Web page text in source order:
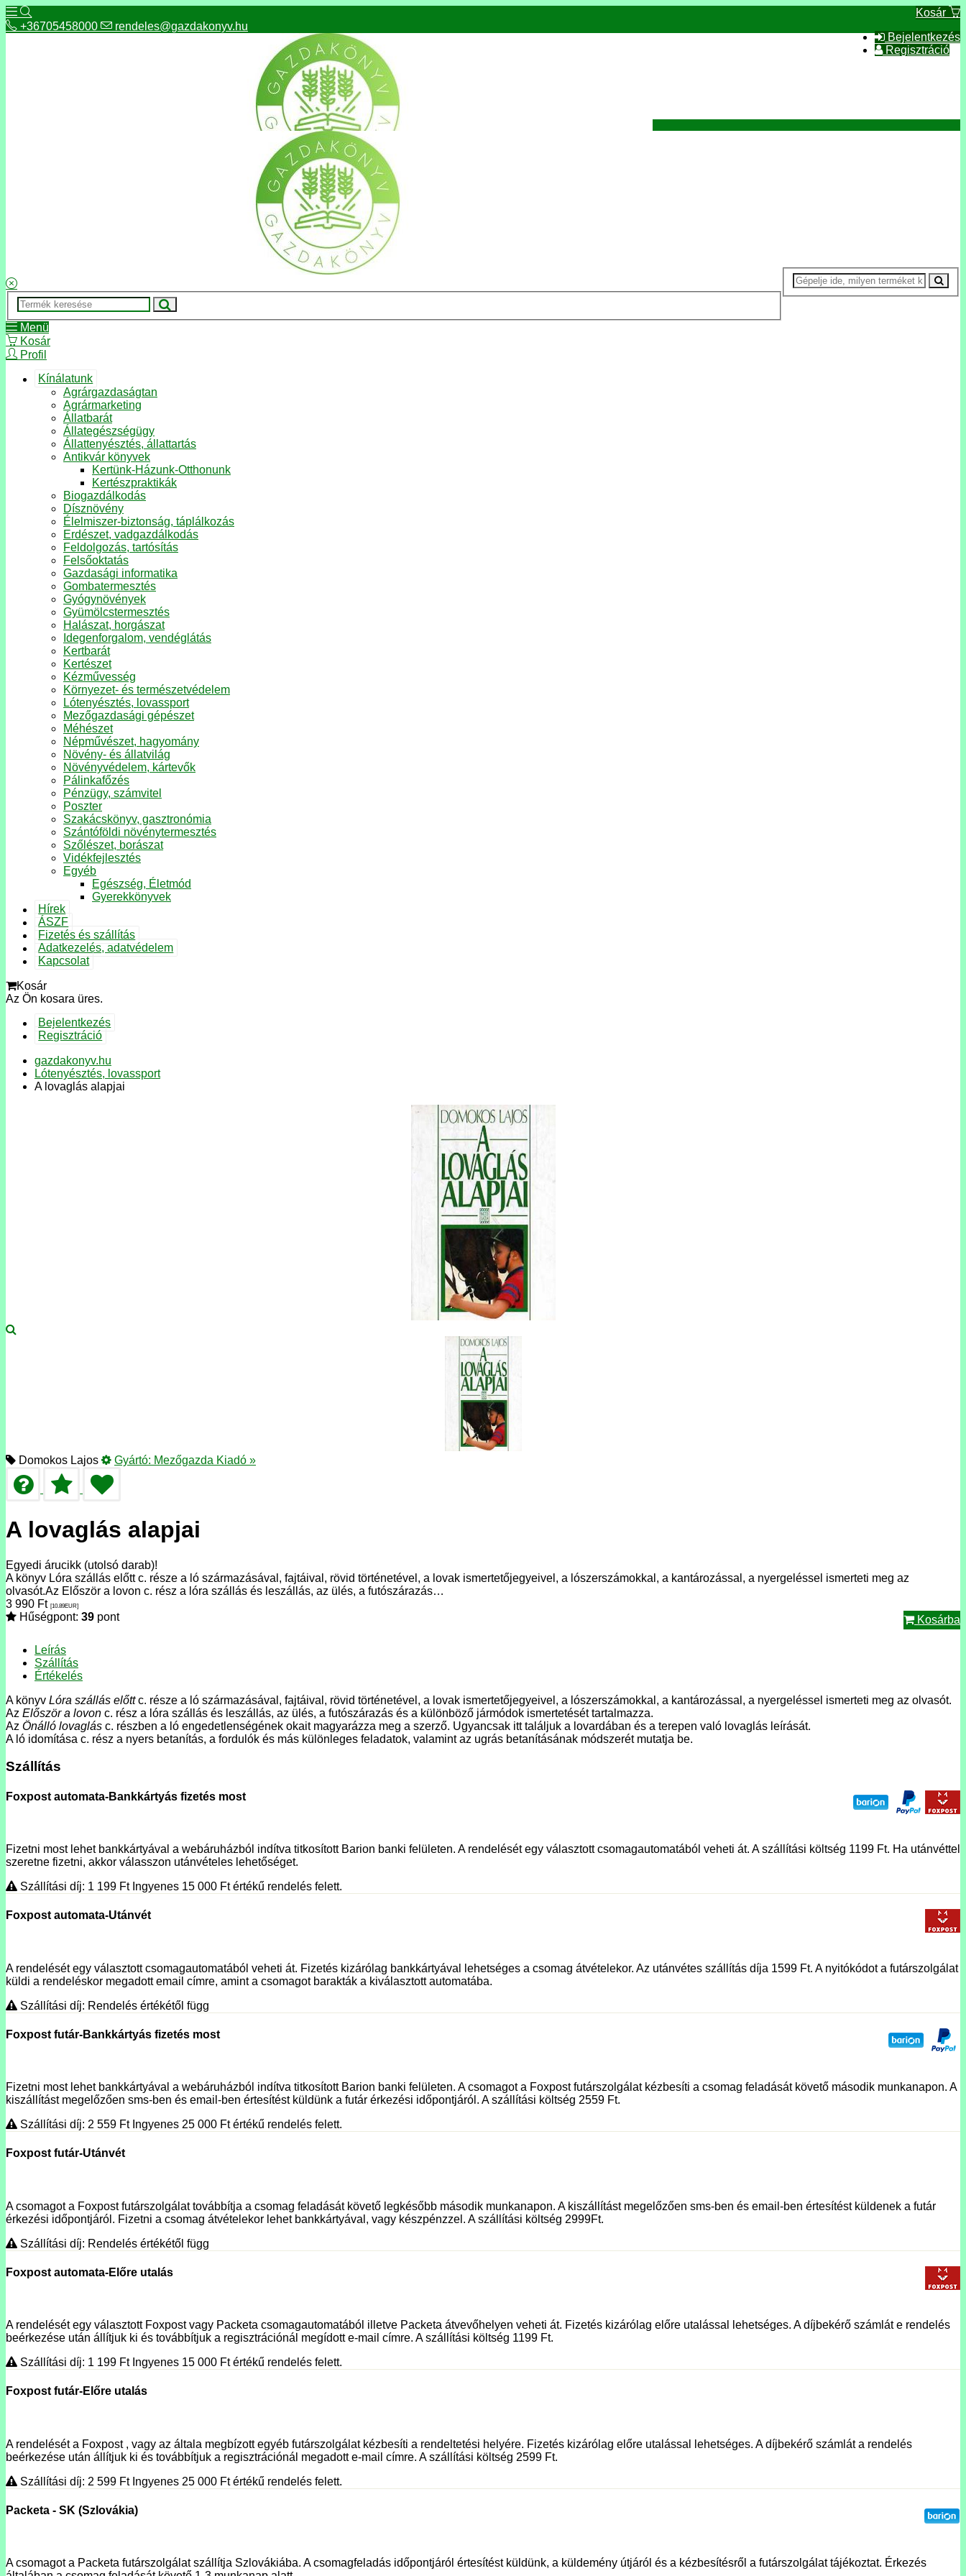
Kosár
Bejelentkezés
Regisztráció
+36705458000 rendeles@gazdakonyv.hu
Menü
Kosár
Profil
Kínálatunk
Agrárgazdaságtan
Agrármarketing
Állatbarát
Állategészségügy
Állattenyésztés, állattartás
Antikvár könyvek
Kertünk-Házunk-Otthonunk
Kertészpraktikák
Biogazdálkodás
Dísznövény
Élelmiszer-biztonság, táplálkozás
Erdészet, vadgazdálkodás
Feldolgozás, tartósítás
Felsőoktatás
Gazdasági informatika
Gombatermesztés
Gyógynövények
Gyümölcstermesztés
Halászat, horgászat
Idegenforgalom, vendéglátás
Kertbarát
Kertészet
Kézművesség
Környezet- és természetvédelem
Lótenyésztés, lovassport
Mezőgazdasági gépészet
Méhészet
Népművészet, hagyomány
Növény- és állatvilág
Növényvédelem, kártevők
Pálinkafőzés
Pénzügy, számvitel
Poszter
Szakácskönyv, gasztronómia
Szántóföldi növénytermesztés
Szőlészet, borászat
Vidékfejlesztés
Egyéb
Egészség, Életmód
Gyerekkönyvek
Hírek
ÁSZF
Fizetés és szállítás
Adatkezelés, adatvédelem
Kapcsolat
Kosár
Az Ön kosara üres.
Bejelentkezés
Regisztráció
gazdakonyv.hu
Lótenyésztés, lovassport
A lovaglás alapjai
Domokos Lajos Gyártó: Mezőgazda Kiadó »
A lovaglás alapjai
Egyedi árucikk (utolsó darab)!
A könyv Lóra szállás előtt c. része a ló származásával, fajtáival, rövid történetével, a lovak ismertetőjegyeivel, a lószerszámokkal, a kantározással, a nyergeléssel ismerteti meg az
olvasót.Az Először a lovon c. rész a lóra szállás és leszállás, az ülés, a futószárazás…
3 990 Ft [10.89EUR]
Hűségpont: 39 pont Kosárba
Leírás
Szállítás
Értékelés
A könyv Lóra szállás előttc. része a ló származásával, fajtáival, rövid történetével, a lovak ismertetőjegyeivel, a lószerszámokkal, a kantározással, a nyergeléssel ismerteti meg az olvasót.
Az Először a lovon c. rész a lóra szállás és leszállás, az ülés, a futószárazás és a különböző jármódok ismertetését tartalmazza.
Az Önálló lovaglás c. részben a ló engedetlenségének okait magyarázza meg a szerző. Ugyancsak itt találjuk a lovardában és a terepen való lovaglás leírását.
A ló idomítása c. rész a nyers betanítás, a fordulók és más különleges feladatok, valamint az ugrás betanításának módszerét mutatja be.
Szállítás
Foxpost automata-Bankkártyás fizetés most
Fizetni most lehet bankkártyával a webáruházból indítva titkosított Barion banki felületen. A rendelését egy választott csomagautomatából veheti át. A szállítási költség 1199 Ft. Ha utánvéttel
szeretne fizetni, akkor válasszon utánvételes lehetőséget.
Szállítási díj: 1 199 Ft Ingyenes 15 000 Ftértékű rendelés felett.
Foxpost automata-Utánvét
A rendelését egy választott csomagautomatából veheti át. Fizetés kizárólag bankkártyával lehetséges a csomag átvételekor. Az utánvétes szállítás díja 1599 Ft. A nyitókódot a futárszolgálat
küldi a rendeléskor megadott email címre, amint a csomagot barakták a kiválasztott automatába.
Szállítási díj: Rendelés értékétől függ
Foxpost futár-Bankkártyás fizetés most
Fizetni most lehet bankkártyával a webáruházból indítva titkosított Barion banki felületen. A csomagot a Foxpost futárszolgálat kézbesíti a csomag feladását követő második munkanapon. A
kiszállítást megelőzően sms-ben és email-ben értesítést küldünk a futár érkezési időpontjáról. A szállítási költség 2559 Ft.
Szállítási díj: 2 559 Ft Ingyenes 25 000 Ftértékű rendelés felett.
Foxpost futár-Utánvét
A csomagot a Foxpost futárszolgálat továbbítja a csomag feladását követő legkésőbb második munkanapon. A kiszállítást megelőzően sms-ben és email-ben értesítést küldenek a futár
érkezési időpontjáról. Fizetni a csomag átvételekor lehet bankkártyával, vagy készpénzzel. A szállítási költség 2999Ft.
Szállítási díj: Rendelés értékétől függ
Foxpost automata-Előre utalás
A rendelését egy választott Foxpost vagy Packeta csomagautomatából illetve Packeta átvevőhelyen veheti át. Fizetés kizárólag előre utalással lehetséges. A díjbekérő számlát e rendelés
beérkezése után állítjuk ki és továbbítjuk a regisztrációnál megídott e-mail címre. A szállítási költség 1199 Ft.
Szállítási díj: 1 199 Ft Ingyenes 15 000 Ftértékű rendelés felett.
Foxpost futár-Előre utalás
A rendelését a Foxpost , vagy az általa megbízott egyéb futárszolgálat kézbesíti a rendeltetési helyére. Fizetés kizárólag előre utalással lehetséges. A díjbekérő számlát a rendelés
beérkezése után állítjuk ki és továbbítjuk a regisztrációnál megadott e-mail címre. A szállítási költség 2599 Ft.
Szállítási díj: 2 599 Ft Ingyenes 25 000 Ftértékű rendelés felett.
Packeta - SK (Szlovákia)
A csomagot a Packeta futárszolgálat szállítja Szlovákiába. A csomagfeladás időpontjáról értesítést küldünk, a küldemény útjáról és a kézbesítésről a futárszolgálat tájékoztat. Érkezés